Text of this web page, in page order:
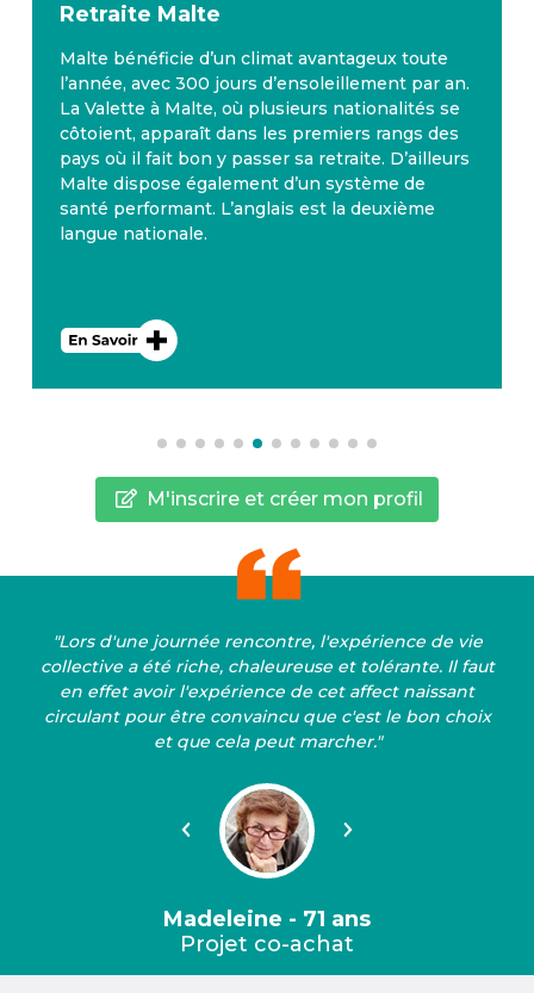
Retraite Malte
Malte bénéficie d’un climat avantageux toute
l’année, avec 300 jours d’ensoleillement par an.
La Valette à Malte, où plusieurs nationalités se
côtoient, apparaît dans les premiers rangs des
pays où il fait bon y passer sa retraite. D’ailleurs
Malte dispose également d’un système de
santé performant. L’anglais est la deuxième
langue nationale.
M'inscrire et créer mon profil
"Lors d'une journée rencontre, l'expérience de vie
collective a été riche, chaleureuse et tolérante. Il faut
en effet avoir l'expérience de cet affect naissant
circulant pour être convaincu que c'est le bon choix
et que cela peut marcher."
Précédent Suivant
Madeleine - 71 ans
Projet co-achat